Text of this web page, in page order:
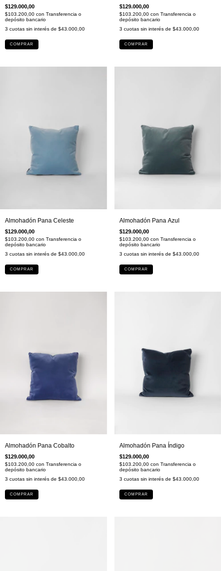
$129.000,00
$103.200,00 con Transferencia o
depósito bancario
3 cuotas sin interés de $43.000,00
COMPRAR
$129.000,00
$103.200,00 con Transferencia o
depósito bancario
3 cuotas sin interés de $43.000,00
COMPRAR
Almohadón Pana Celeste
$129.000,00
$103.200,00 con Transferencia o
depósito bancario
3 cuotas sin interés de $43.000,00
COMPRAR
Almohadón Pana Azul
$129.000,00
$103.200,00 con Transferencia o
depósito bancario
3 cuotas sin interés de $43.000,00
COMPRAR
Almohadón Pana Cobalto
$129.000,00
$103.200,00 con Transferencia o
depósito bancario
3 cuotas sin interés de $43.000,00
COMPRAR
Almohadón Pana Índigo
$129.000,00
$103.200,00 con Transferencia o
depósito bancario
3 cuotas sin interés de $43.000,00
COMPRAR